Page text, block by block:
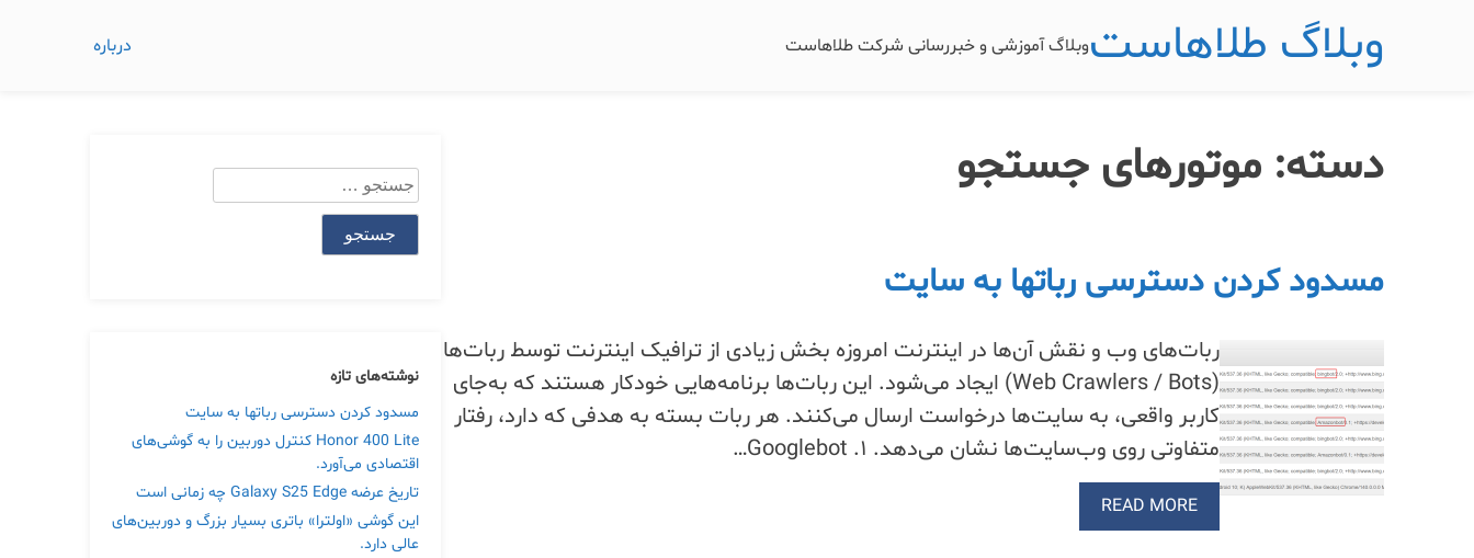
وبلاگ طلاهاستوبلاگ آموزشی و خبررسانی شرکت طلاهاست درباره
دسته: موتورهای جستجو
مسدود کردن دسترسی رباتها به سایت
ربات‌های وب و نقش آن‌ها در اینترنت امروزه بخش زیادی از ترافیک اینترنت توسط ربات‌ها
(Web Crawlers / Bots) ایجاد می‌شود. این ربات‌ها برنامه‌هایی خودکار هستند که به‌جای
کاربر واقعی، به سایت‌ها درخواست ارسال می‌کنند. هر ربات بسته به هدفی که دارد، رفتار
متفاوتی روی وب‌سایت‌ها نشان می‌دهد. ۱. Googlebot…
READ MORE
جستجو
برای:
نوشته‌های تازه
مسدود کردن دسترسی رباتها به سایت
Honor 400 Lite کنترل دوربین را به گوشی‌های
اقتصادی می‌آورد.
تاریخ عرضه Galaxy S25 Edge چه زمانی است
این گوشی «اولترا» باتری بسیار بزرگ و دوربین‌های
عالی دارد.